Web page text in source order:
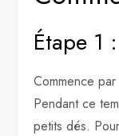
Étape 1 :
Commence
Pendant ce
petits dés.